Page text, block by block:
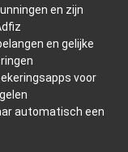
en zijn
en gelijke
voor
automatisch een